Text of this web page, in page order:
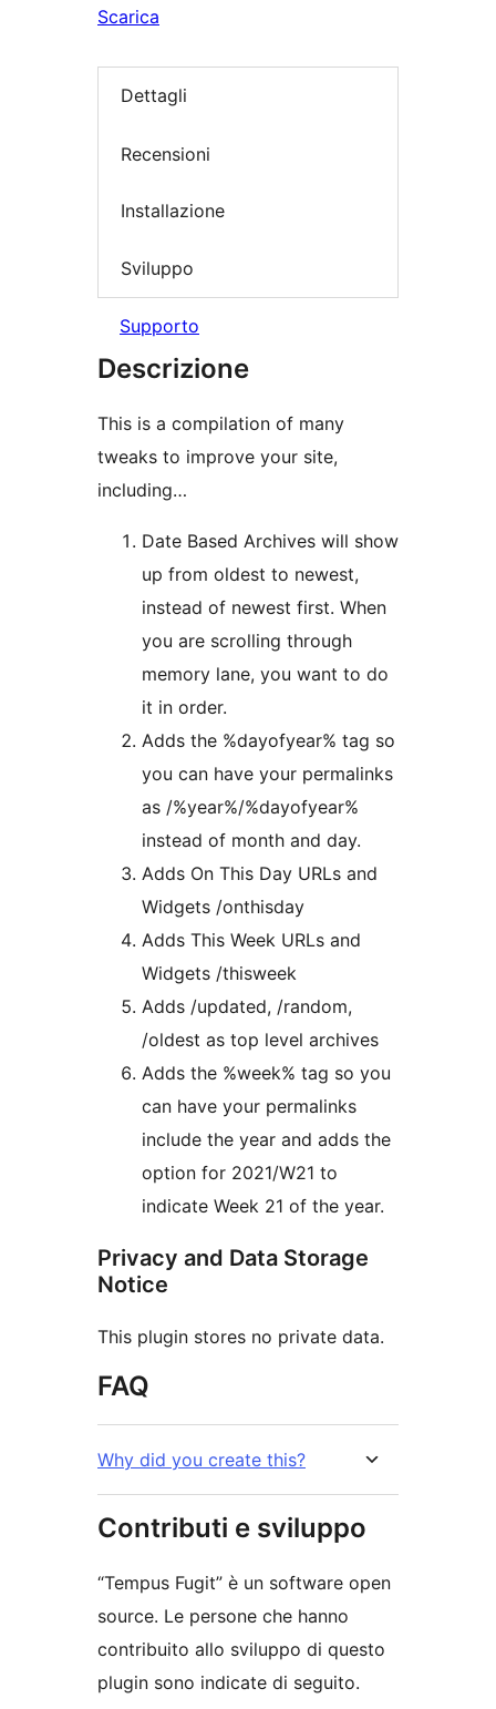
Scarica
Dettagli
Recensioni
Installazione
Sviluppo
Supporto
Descrizione
This is a compilation of many
tweaks to improve your site,
including…
Date Based Archives will show
up from oldest to newest,
instead of newest first. When
you are scrolling through
memory lane, you want to do
it in order.
Adds the %dayofyear% tag so
you can have your permalinks
as /%year%/%dayofyear%
instead of month and day.
Adds On This Day URLs and
Widgets /onthisday
Adds This Week URLs and
Widgets /thisweek
Adds /updated, /random,
/oldest as top level archives
Adds the %week% tag so you
can have your permalinks
include the year and adds the
option for 2021/W21 to
indicate Week 21 of the year.
Privacy and Data Storage
Notice
This plugin stores no private data.
FAQ
Why did you create this?
Contributi e sviluppo
“Tempus Fugit” è un software open
source. Le persone che hanno
contribuito allo sviluppo di questo
plugin sono indicate di seguito.